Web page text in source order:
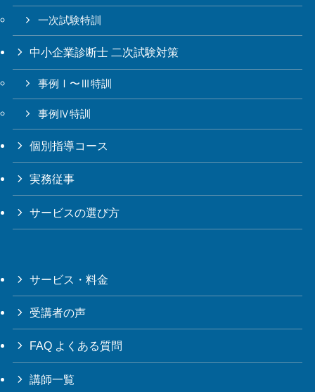
一次試験特訓
中小企業診断士 二次試験対策
事例Ⅰ〜Ⅲ特訓
事例Ⅳ特訓
個別指導コース
実務従事
サービスの選び方
サービス・料金
受講者の声
FAQ よくある質問
講師一覧